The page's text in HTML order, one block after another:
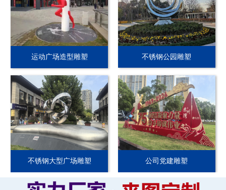
运动广场造型雕塑 不锈钢公园雕塑
不锈钢大型广场雕塑 公司党建雕塑